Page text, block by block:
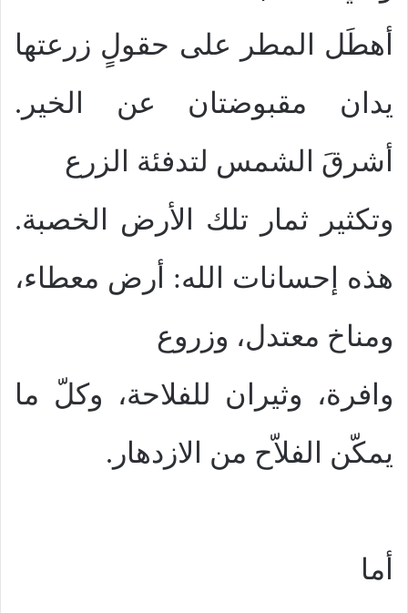
أهطَل المطر على حقولٍ زرعتها
يدان مقبوضتان عن الخير.
أشرقَ الشمس لتدفئة الزرع
وتكثير ثمار تلك الأرض الخصبة.
هذه إحسانات الله: أرض معطاء،
ومناخ معتدل، وزروع
وافرة، وثيران للفلاحة، وكلّ ما
يمكّن الفلاّح من الازدهار.
أما